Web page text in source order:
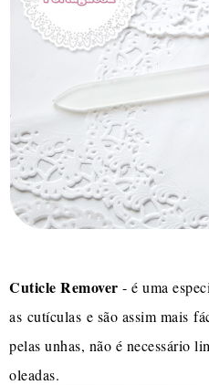
Cuticle Remover - é uma
as cutículas e são assim mais
pelas unhas, não é necessário
oleadas.